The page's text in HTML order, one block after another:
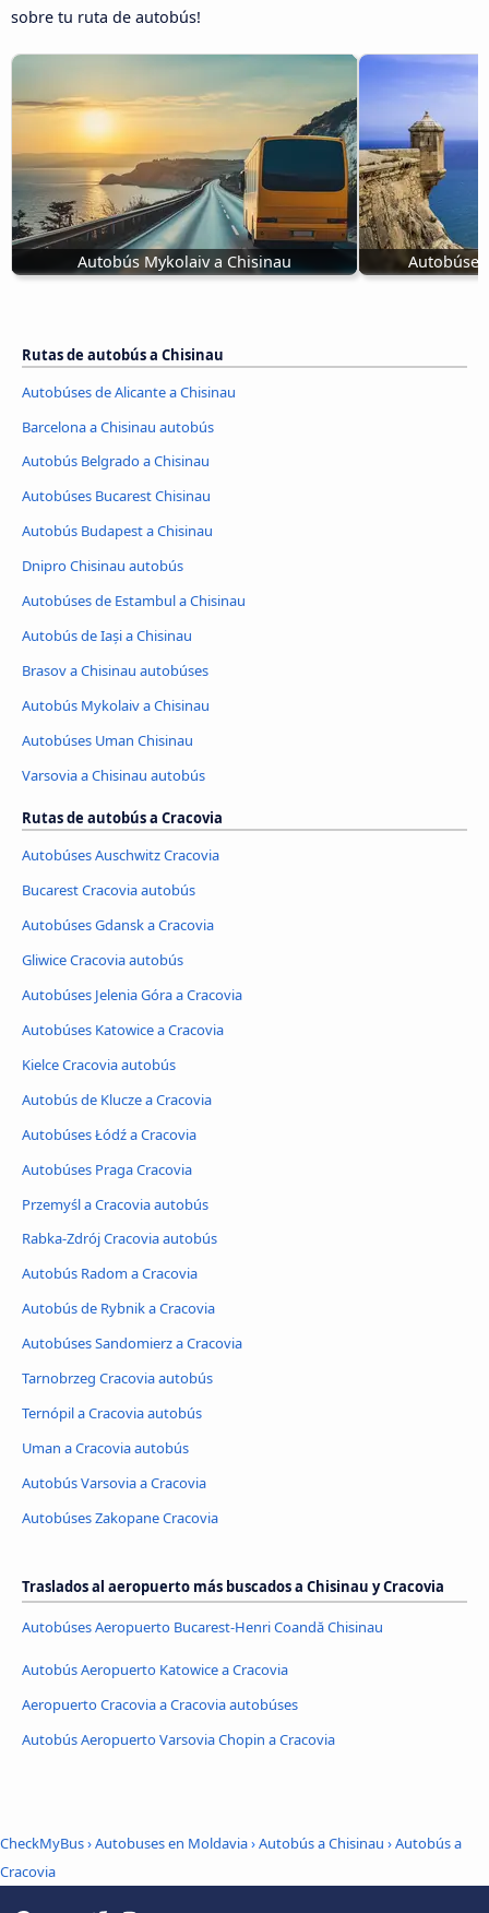
sobre tu ruta de autobús!
Autobús Mykolaiv a Chisinau
Rutas de autobús a Chisinau
Autobúses de Alicante a Chisinau
Barcelona a Chisinau autobús
Autobús Belgrado a Chisinau
Autobúses Bucarest Chisinau
Autobús Budapest a Chisinau
Dnipro Chisinau autobús
Autobúses de Estambul a Chisinau
Autobús de Iași a Chisinau
Brasov a Chisinau autobúses
Autobús Mykolaiv a Chisinau
Autobúses Uman Chisinau
Varsovia a Chisinau autobús
Rutas de autobús a Cracovia
Autobúses Auschwitz Cracovia
Bucarest Cracovia autobús
Autobúses Gdansk a Cracovia
Gliwice Cracovia autobús
Autobúses Jelenia Góra a Cracovia
Autobúses Katowice a Cracovia
Kielce Cracovia autobús
Autobús de Klucze a Cracovia
Autobúses Łódź a Cracovia
Autobúses Praga Cracovia
Przemyśl a Cracovia autobús
Rabka-Zdrój Cracovia autobús
Autobús Radom a Cracovia
Autobús de Rybnik a Cracovia
Autobúses Sandomierz a Cracovia
Tarnobrzeg Cracovia autobús
Ternópil a Cracovia autobús
Uman a Cracovia autobús
Autobús Varsovia a Cracovia
Autobúses Zakopane Cracovia
Traslados al aeropuerto más buscados a Chisinau y Cracovia
Autobúses Aeropuerto Bucarest-Henri Coandă Chisinau
Autobús Aeropuerto Katowice a Cracovia
Aeropuerto Cracovia a Cracovia autobúses
Autobús Aeropuerto Varsovia Chopin a Cracovia
CheckMyBus›Autobuses en Moldavia›Autobús a Chisinau ›Autobús a
Cracovia